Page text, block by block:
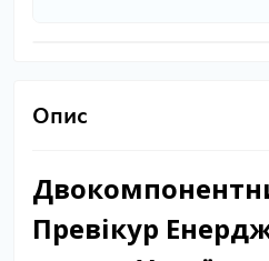
Опис
Превікур